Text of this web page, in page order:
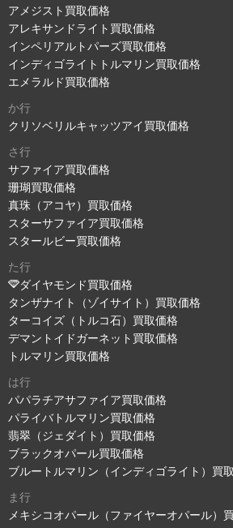
アメジスト買取価格
アレキサンドライト買取価格
インペリアルトパーズ買取価格
インディゴライトトルマリン買取価格
エメラルド買取価格
か行
クリソベリルキャッツアイ買取価格
さ行
サファイア買取価格
珊瑚買取価格
真珠（アコヤ）買取価格
スターサファイア買取価格
スタールビー買取価格
た行
ダイヤモンド買取価格
タンザナイト（ゾイサイト）買取価格
ターコイズ（トルコ石）買取価格
デマントイドガーネット買取価格
トルマリン買取価格
は行
パパラチアサファイア買取価格
パライバトルマリン買取価格
翡翠（ジェダイト）買取価格
ブラックオパール買取価格
ブルートルマリン（インディゴライト）買
ま行
メキシコオパール（ファイヤーオパール）